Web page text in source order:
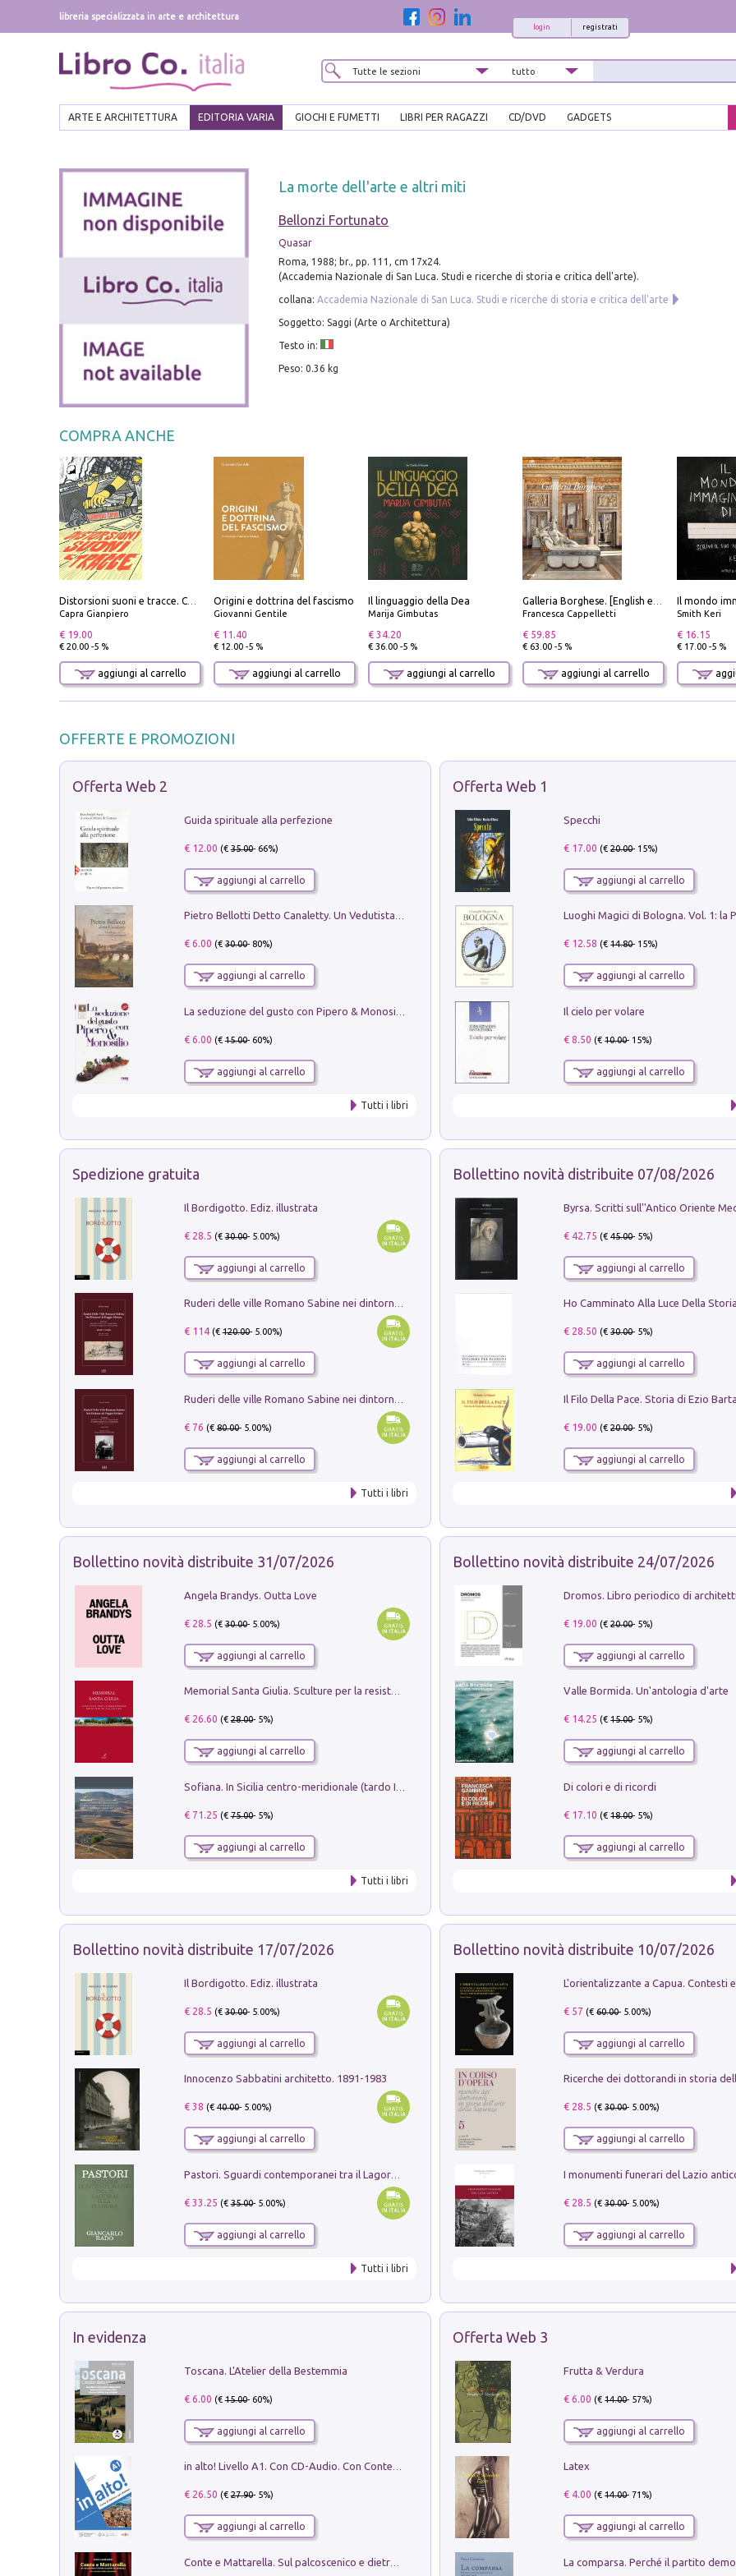
libreria specializzata in arte e architettura
registrati
login
ARTE E ARCHITETTURA EDITORIA VARIA GIOCHI E FUMETTI LIBRI PER RAGAZZI CD/DVD GADGETS
La morte dell'arte e altri miti
Bellonzi Fortunato
Quasar
Roma, 1988; br., pp. 111, cm 17x24.
(Accademia Nazionale di San Luca. Studi e ricerche di storia e critica dell'arte).
collana: Accademia Nazionale di San Luca. Studi e ricerche di storia e critica dell'arte
Soggetto: Saggi (Arte o Architettura)
Testo in:
Peso: 0.36 kg
COMPRA ANCHE
Distorsioni suoni e tracce. Columns, storie e playlist dalla scena hardcore punk italiana degli anni '90
Capra Gianpiero
€ 19.00
€ 20.00 -5 %
aggiungi al carrello
Origini e dottrina del fascismo
Giovanni Gentile
€ 11.40
€ 12.00 -5 %
aggiungi al carrello
Il linguaggio della Dea
Marija Gimbutas
€ 34.20
€ 36.00 -5 %
aggiungi al carrello
Galleria Borghese. [English edition]
Francesca Cappelletti
€ 59.85
€ 63.00 -5 %
aggiungi al carrello
Il mondo
Smith Keri
€ 16.15
€ 17.00 -5 %
OFFERTE E PROMOZIONI
Offerta Web 2
Guida spirituale alla perfezione
€ 12.00 (€35.00- 66%)
aggiungi al carrello
Pietro Bellotti Detto Canaletty. Un Vedutista Veneziano nella Francia dell'Ancien Régime
€ 6.00 (€30.00- 80%)
aggiungi al carrello
€ 6.00 (€15.00- 60%)
aggiungi al carrello
Tutti i libri
Offerta Web 1
Specchi
€ 17.00 (€20.00- 15%)
aggiungi al carrello
€ 12.58 (€14.80- 15%)
aggiungi al carrello
Il cielo per volare
€ 8.50 (€10.00- 15%)
aggiungi al carrello
Spedizione gratuita
Il Bordigotto. Ediz. illustrata
€ 28.5 (€30.00- 5.00%)
aggiungi al carrello
Ruderi delle ville Romano Sabine nei dintorni di Poggio Mirteto. Illustrati dal dott.re prof.re cav.re Ercole Nardi regio ispettore degli scavi e monumenti. Anno 1885. Tavole e studio. Con 25 tavole fuori testo in cartella editoriale
€ 114(€120.00- 5.00%)
aggiungi al carrello
€ 76 (€80.00- 5.00%)
aggiungi al carrello
Tutti i libri
Bollettino novità distribuite 07/08/2026
€ 42.75 (€45.00- 5%)
aggiungi al carrello
€ 28.50 (€30.00- 5%)
aggiungi al carrello
€ 19.00 (€20.00- 5%)
aggiungi al carrello
Bollettino novità distribuite 31/07/2026
Angela Brandys. Outta Love
€ 28.5 (€30.00- 5.00%)
aggiungi al carrello
Memorial Santa Giulia. Sculture per la resistenza Monchio di Palagano
€ 26.60 (€28.00- 5%)
aggiungi al carrello
€ 71.25 (€75.00- 5%)
aggiungi al carrello
Tutti i libri
Bollettino novità distribuite 24/07/2026
€ 19.00 (€20.00- 5%)
aggiungi al carrello
Valle Bormida. Un'antologia d'arte
€ 14.25 (€15.00- 5%)
aggiungi al carrello
Di colori e di ricordi
€ 17.10 (€18.00- 5%)
aggiungi al carrello
Bollettino novità distribuite 17/07/2026
Il Bordigotto. Ediz. illustrata
€ 28.5 (€30.00- 5.00%)
aggiungi al carrello
Innocenzo Sabbatini architetto. 1891-1983
€ 38 (€40.00- 5.00%)
aggiungi al carrello
Pastori. Sguardi contemporanei tra il Lagorai e la pianura. Ediz. illustrata
€ 33.25 (€35.00- 5.00%)
aggiungi al carrello
Tutti i libri
Bollettino novità distribuite 10/07/2026
€ 57 (€60.00- 5.00%)
aggiungi al carrello
€ 28.5 (€30.00- 5.00%)
aggiungi al carrello
€ 28.5 (€30.00- 5.00%)
aggiungi al carrello
In evidenza
Toscana. L'Atelier della Bestemmia
€ 6.00 (€15.00- 60%)
aggiungi al carrello
in alto! Livello A1. Con CD-Audio. Con Contenuto digitale per accesso on line
€ 26.50 (€27.90- 5%)
aggiungi al carrello
Conte e Mattarella. Sul palcoscenico e dietro le quinte del Quirinale. Un racconto sulle istituzioni
Offerta Web 3
Frutta & Verdura
€ 6.00 (€14.00- 57%)
aggiungi al carrello
Latex
€ 4.00 (€14.00- 71%)
aggiungi al carrello